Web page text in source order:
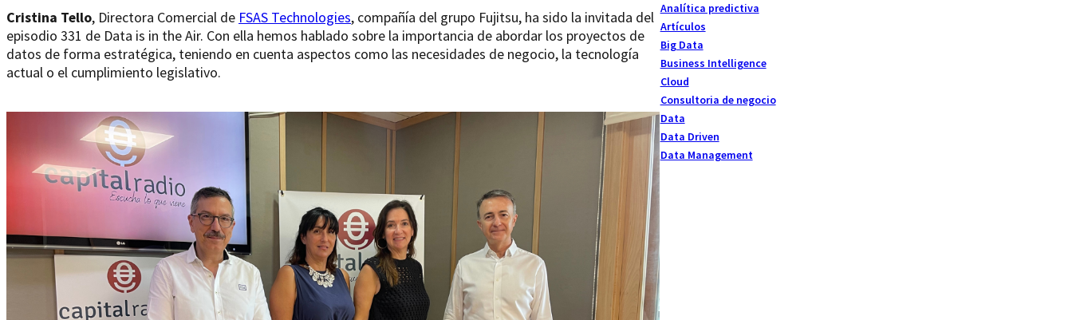
Cristina Tello, Directora Comercial de FSAS Technologies, compañía del grupo Fujitsu, ha sido la invitada del
episodio 331 de Data is in the Air. Con ella hemos hablado sobre la importancia de abordar los proyectos de
datos de forma estratégica, teniendo en cuenta aspectos como las necesidades de negocio, la tecnología
actual o el cumplimiento legislativo.
Analítica predictiva
Artículos
Big Data
Business Intelligence
Cloud
Consultoria de negocio
Data
Data Driven
Data Management